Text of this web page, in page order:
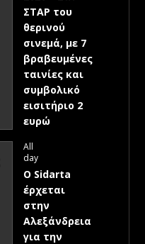
ΣΤΑΡ του
θερινού
σινεμά, με 7
βραβευμένες
ταινίες και
συμβολικό
εισιτήριο 2
ευρώ
All
day
Ο Sidarta
έρχεται
στην
Αλεξάνδρεια
για την